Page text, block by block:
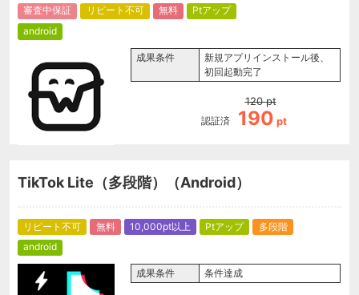
審査中保証 リピート不可 無料
Ptアップ
android
成果条件
新規アプリインストール後、
初回起動完了
認証済
120 pt
190 pt
TikTok Lite（多段階）（Android）
リピート不可 無料 10,000pt以上 Ptアップ
多段階
android
成果条件 条件達成